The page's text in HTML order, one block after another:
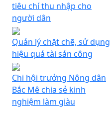
tiêu chí thu nhập cho
người dân
Quản lý chặt chẽ, sử dụng
hiệu quả tài sản công
Chi hội trưởng Nông dân
Bắc Mê chia sẻ kinh
nghiệm làm giàu